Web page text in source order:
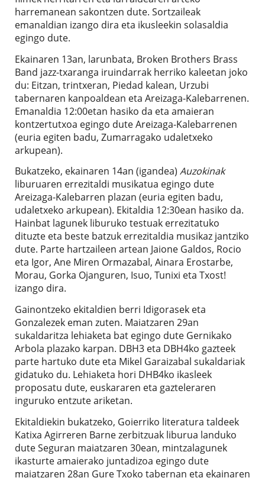
harremanean sakontzen dute. Sortzaileak
emanaldian izango dira eta ikusleekin solasaldia
egingo dute.
Ekainaren 13an, larunbata, Broken Brothers Brass
Band jazz-txaranga iruindarrak herriko kaleetan joko
du: Eitzan, trintxeran, Piedad kalean, Urzubi
tabernaren kanpoaldean eta Areizaga-Kalebarrenen.
Emanaldia 12:00etan hasiko da eta amaieran
kontzertutxoa egingo dute Areizaga-Kalebarrenen
(euria egiten badu, Zumarragako udaletxeko
arkupean).
Bukatzeko, ekainaren 14an (igandea) Auzokinak
liburuaren errezitaldi musikatua egingo dute
Areizaga-Kalebarren plazan (euria egiten badu,
udaletxeko arkupean). Ekitaldia 12:30ean hasiko da.
Hainbat lagunek liburuko testuak errezitatuko
dituzte eta beste batzuk errezitaldia musikaz jantziko
dute. Parte hartzaileen artean Jaione Galdos, Rocio
eta Igor, Ane Miren Ormazabal, Ainara Erostarbe,
Morau, Gorka Ojanguren, Isuo, Tunixi eta Txost!
izango dira.
Gainontzeko ekitaldien berri Idigorasek eta
Gonzalezek eman zuten. Maiatzaren 29an
sukaldaritza lehiaketa bat egingo dute Gernikako
Arbola plazako karpan. DBH3 eta DBH4ko gazteek
parte hartuko dute eta Mikel Garaizabal sukaldariak
gidatuko du. Lehiaketa hori DHB4ko ikasleek
proposatu dute, euskararen eta gazteleraren
inguruko entzute ariketan.
Ekitaldiekin bukatzeko, Goierriko literatura taldeek
Katixa Agirreren Barne zerbitzuak liburua landuko
dute Seguran maiatzaren 30ean, mintzalagunek
ikasturte amaierako juntadizoa egingo dute
maiatzaren 28an Gure Txoko tabernan eta ekainaren